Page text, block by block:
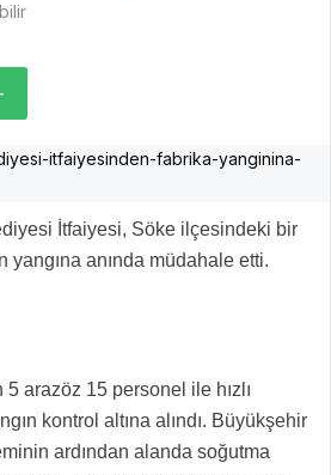
İtfaiyesi, Söke ilçesindeki bir
yangına anında müdahale etti.
arazöz 15 personel ile hızlı
kontrol altına alındı. Büyükşehir
ardından alanda soğutma